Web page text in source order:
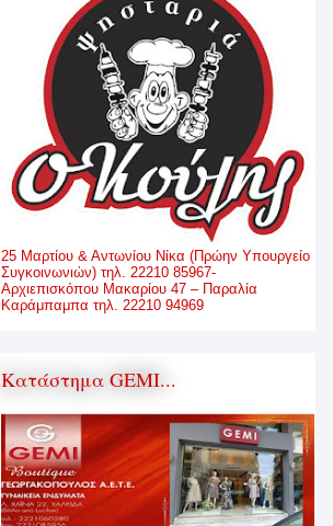
25 Μαρτίου & Αντωνίου Νίκα (Πρώην Υπουργείο
Συγκοινωνιών) τηλ. 22210 85967-
Αρχιεπισκόπου Μακαρίου 47 – Παραλία
Καράμπαμπα τηλ. 22210 94969
Κατάστημα GEMI...